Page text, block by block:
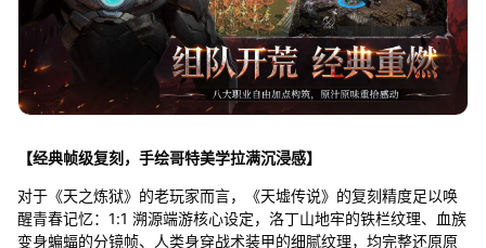
【经典帧级复刻，手绘哥特美学拉满沉浸感】
对于《天之炼狱》的老玩家而言，《天墟传说》的复刻精度足以唤
醒青春记忆：1:1 溯源端游核心设定，洛丁山地牢的铁栏纹理、血族
变身蝙蝠的分镜帧、人类身穿战术装甲的细腻纹理，均完整还原原